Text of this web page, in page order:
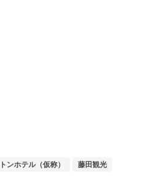
ンホテル（仮称） 藤田観光